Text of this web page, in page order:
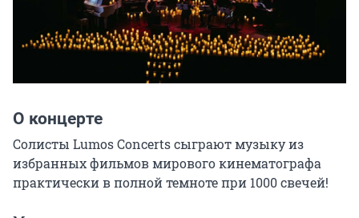
О концерте
Солисты Lumos Concerts сыграют музыку из
избранных фильмов мирового кинематографа
практически в полной темноте при 1000 свечей!